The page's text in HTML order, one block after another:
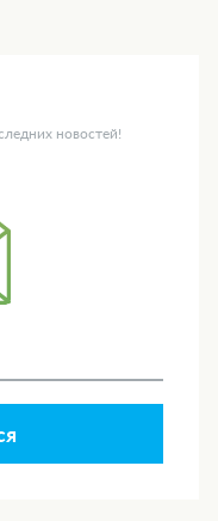
новостей!